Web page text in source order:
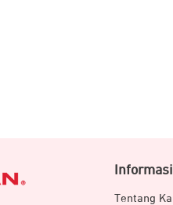
Informasi
Tentang